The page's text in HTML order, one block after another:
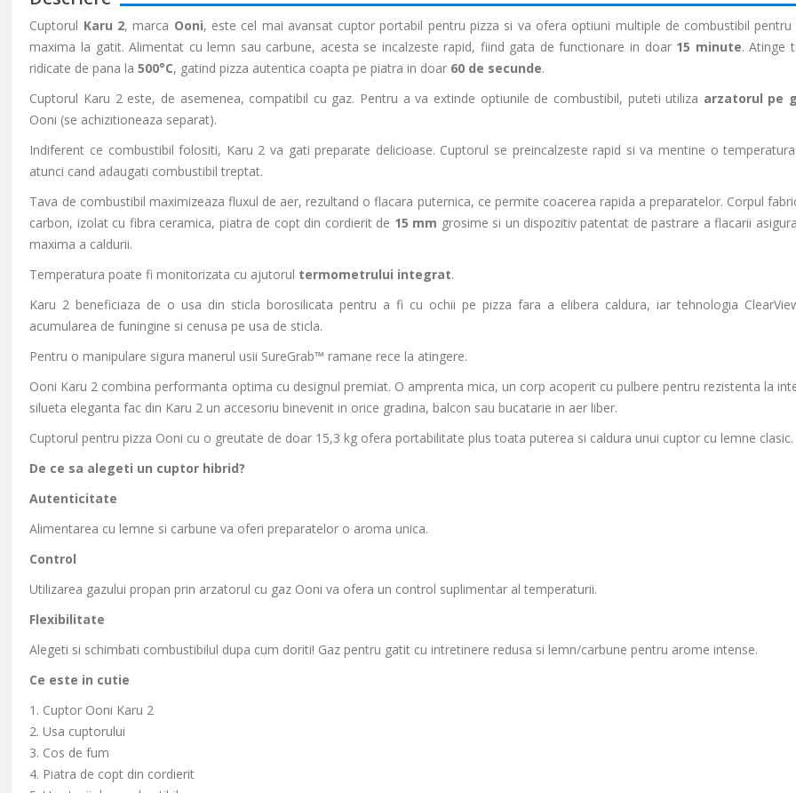
Cuptorul Karu 2, marca Ooni, este cel mai avansat cuptor portabil pentru pizza si va ofera optiuni multiple de combustibil pentru
maxima la gatit. Alimentat cu lemn sau carbune, acesta se incalzeste rapid, fiind gata de functionare in doar 15 minute. Atinge
ridicate de pana la500°C, gatind pizza autentica coapta pe piatra in doar 60 de secunde.
Cuptorul Karu 2 este, de asemenea, compatibil cu gaz. Pentru a va extinde optiunile de combustibil, puteti utiliza arzatorul pe
Ooni (se achizitioneaza separat).
Indiferent ce combustibil folositi, Karu 2 va gati preparate delicioase. Cuptorul se preincalzeste rapid si va mentine o
atunci cand adaugati combustibil treptat.
Tava de combustibil maximizeaza fluxul de aer, rezultand o flacara puternica, ce permite coacerea rapida a preparatelor. Corpul
carbon, izolat cu fibra ceramica, piatra de copt din cordierit de 15 mm grosime si un dispozitiv patentat de pastrare a flacarii
maxima a caldurii.
Temperatura poate fi monitorizata cu ajutorul termometrului integrat.
Karu 2 beneficiaza de o usa din sticla borosilicata pentru a fi cu ochii pe pizza fara a elibera caldura, iar tehnologia
acumularea de funingine si cenusa pe usa de sticla.
Pentru o manipulare sigura manerul usii SureGrab™ ramane rece la atingere.
Ooni Karu 2 combina performanta optima cu designul premiat. O amprenta mica, un corp acoperit cu pulbere pentru rezistenta la
silueta eleganta fac din Karu 2 un accesoriu binevenit in orice gradina, balcon sau bucatarie in aer liber.
Cuptorul pentru pizza Ooni cu o greutate de doar 15,3 kg ofera portabilitate plus toata puterea si caldura unui cuptor cu lemne clasic.
De ce sa alegeti un cuptor hibrid?
Autenticitate
Alimentarea cu lemne si carbune va oferi preparatelor o aroma unica.
Control
Utilizarea gazului propan prin arzatorul cu gaz Ooni va ofera un control suplimentar al temperaturii.
Flexibilitate
Alegeti si schimbati combustibilul dupa cum doriti! Gaz pentru gatit cu intretinere redusa si lemn/carbune pentru arome intense.
Ce este in cutie
1. Cuptor Ooni Karu 2
2. Usa cuptorului
3. Cos de fum
4. Piatra de copt din cordierit